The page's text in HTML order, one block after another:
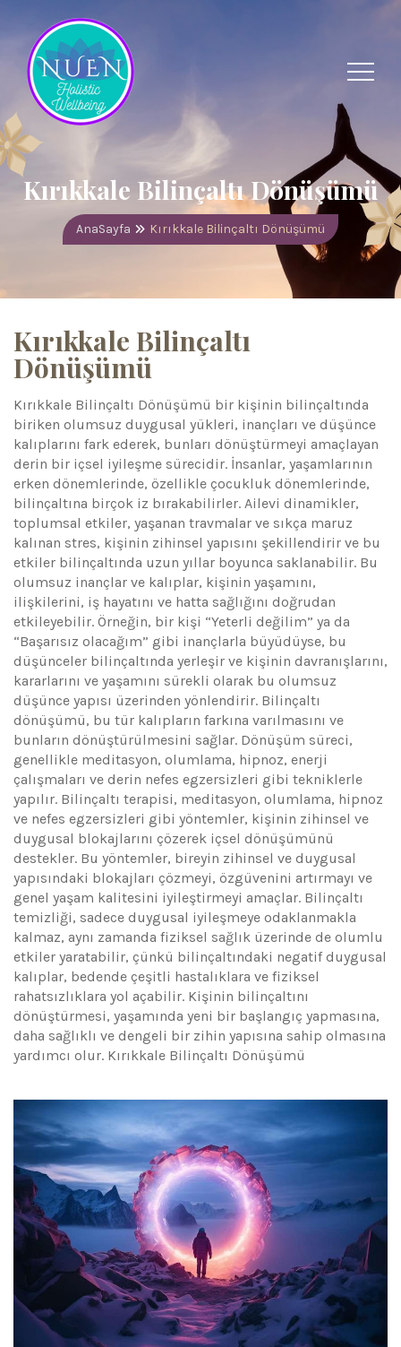
Kırıkkale Bilinçaltı Dönüşümü
AnaSayfa Kırıkkale Bilinçaltı Dönüşümü
Kırıkkale Bilinçaltı
Dönüşümü
Kırıkkale Bilinçaltı Dönüşümü bir kişinin bilinçaltında
biriken olumsuz duygusal yükleri, inançları ve düşünce
kalıplarını fark ederek, bunları dönüştürmeyi amaçlayan
derin bir içsel iyileşme sürecidir. İnsanlar, yaşamlarının
erken dönemlerinde, özellikle çocukluk dönemlerinde,
bilinçaltına birçok iz bırakabilirler. Ailevi dinamikler,
toplumsal etkiler, yaşanan travmalar ve sıkça maruz
kalınan stres, kişinin zihinsel yapısını şekillendirir ve bu
etkiler bilinçaltında uzun yıllar boyunca saklanabilir. Bu
olumsuz inançlar ve kalıplar, kişinin yaşamını,
ilişkilerini, iş hayatını ve hatta sağlığını doğrudan
etkileyebilir. Örneğin, bir kişi “Yeterli değilim” ya da
“Başarısız olacağım” gibi inançlarla büyüdüyse, bu
düşünceler bilinçaltında yerleşir ve kişinin davranışlarını,
kararlarını ve yaşamını sürekli olarak bu olumsuz
düşünce yapısı üzerinden yönlendirir. Bilinçaltı
dönüşümü, bu tür kalıpların farkına varılmasını ve
bunların dönüştürülmesini sağlar. Dönüşüm süreci,
genellikle meditasyon, olumlama, hipnoz, enerji
çalışmaları ve derin nefes egzersizleri gibi tekniklerle
yapılır. Bilinçaltı terapisi, meditasyon, olumlama, hipnoz
ve nefes egzersizleri gibi yöntemler, kişinin zihinsel ve
duygusal blokajlarını çözerek içsel dönüşümünü
destekler. Bu yöntemler, bireyin zihinsel ve duygusal
yapısındaki blokajları çözmeyi, özgüvenini artırmayı ve
genel yaşam kalitesini iyileştirmeyi amaçlar. Bilinçaltı
temizliği, sadece duygusal iyileşmeye odaklanmakla
kalmaz, aynı zamanda fiziksel sağlık üzerinde de olumlu
etkiler yaratabilir, çünkü bilinçaltındaki negatif duygusal
kalıplar, bedende çeşitli hastalıklara ve fiziksel
rahatsızlıklara yol açabilir. Kişinin bilinçaltını
dönüştürmesi, yaşamında yeni bir başlangıç yapmasına,
daha sağlıklı ve dengeli bir zihin yapısına sahip olmasına
yardımcı olur. Kırıkkale Bilinçaltı Dönüşümü